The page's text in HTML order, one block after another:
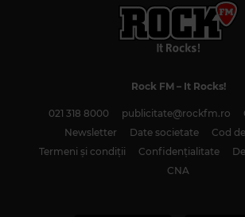
Rock FM– It Rocks!
021 318 8000 publicitate@rockfm.ro
Newsletter
Date societate
Cod
Termeni și condiții
Confidențialitate
CNA